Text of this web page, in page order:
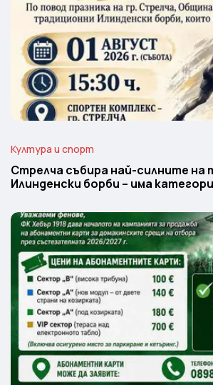
Култура и спорт
Стрелча събира най-силните
Илинденски борби – има